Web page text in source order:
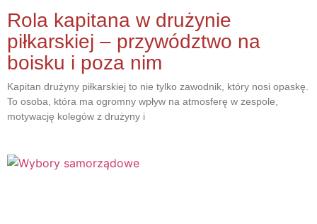
Rola kapitana w drużynie
piłkarskiej – przywództwo na
boisku i poza nim
Kapitan drużyny piłkarskiej to nie tylko zawodnik, który nosi opaskę.
To osoba, która ma ogromny wpływ na atmosferę w zespole,
motywację kolegów z drużyny i